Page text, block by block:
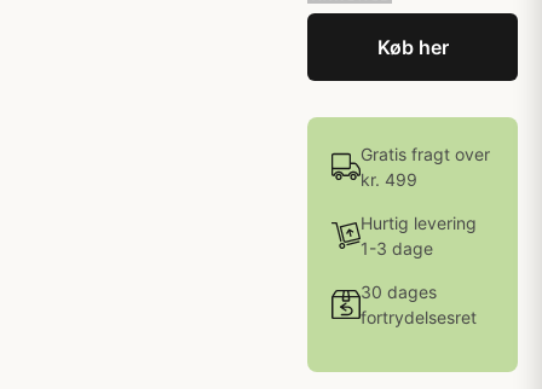
Køb her
Gratis fragt over
kr. 499
Hurtig levering
1-3 dage
30 dages
fortrydelsesret